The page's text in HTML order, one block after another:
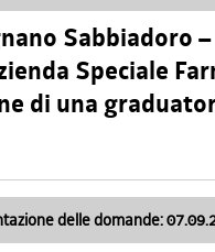
Sabbiadoro –
Speciale
di una
delle domande: